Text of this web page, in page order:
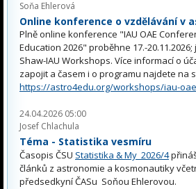
Soňa Ehlerová
Online konference o vzdělávání v
Plně online konference "IAU OAE
Education 2026" proběhne 17.-
Shaw-IAU Workshops. Více informací o
zapojit a časem i o programu najdete na
https://astro4edu.org/workshops/iau-
24.04.2026 05:00
Josef Chlachula
Téma - Statistika vesmíru
Časopis ČSU Statistika & My 2026/4
článků z astronomie a kosmonautiky
předsedkyní ČASu Soňou Ehlerovou.